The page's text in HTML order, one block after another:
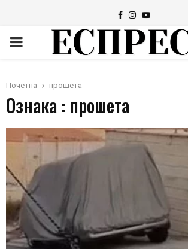
Facebook
Instagram
Youtube
PRIMARY
Почетна прошета
Ознака : прошета